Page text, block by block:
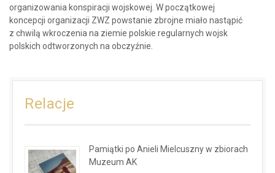
organizowania konspiracji wojskowej. W początkowej
koncepcji organizacji ZWZ powstanie zbrojne miało nastąpić
z chwilą wkroczenia na ziemie polskie regularnych wojsk
polskich odtworzonych na obczyźnie.
Relacje
Pamiątki po Anieli Mielcuszny w zbiorach
Muzeum AK